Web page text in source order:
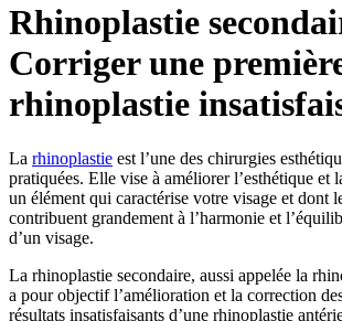
Rhinoplastie
Corriger une
rhinoplastie
La rhinoplastie est l’une des chirurgies
pratiquées. Elle vise à améliorer l’esthétique et
un élément qui caractérise votre visage et dont
contribuent grandement à l’harmonie et
d’un visage.
La rhinoplastie secondaire, aussi appelée la
a pour objectif l’amélioration et la correction
résultats insatisfaisants d’une rhinoplastie